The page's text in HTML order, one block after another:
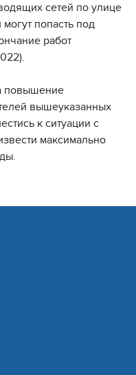
сетей по улице
попасть под
работ
повышение
вышеуказанных
к ситуации с
максимально